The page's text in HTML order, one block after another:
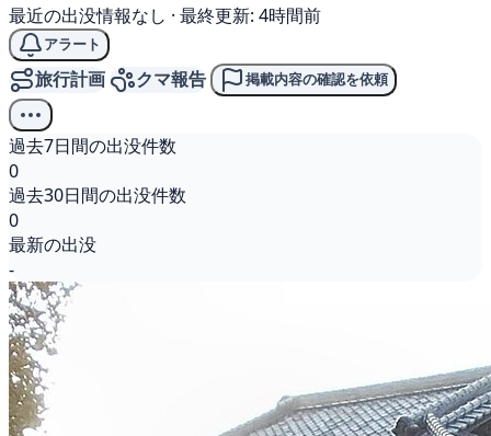
最近の出没情報なし · 最終更新: 4時間前
アラート
旅行計画 クマ報告 掲載内容の確認を依頼
過去7日間の出没件数
0
過去30日間の出没件数
0
最新の出没
-